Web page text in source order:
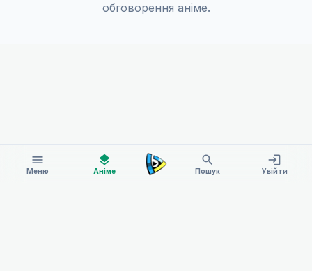
menu
Меню
layers
Аніме
search
Пошук
login
Увійти
обговорення аніме.